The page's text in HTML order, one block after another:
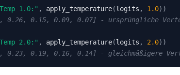
1.0:" , apply_temperature(logits , 1.0) )
0.26, 0.15, 0.09, 0.07] - ursprüngliche
2.0:" , apply_temperature(logits , 2.0) )
0.23, 0.19, 0.16, 0.14] - gleichmäßigere